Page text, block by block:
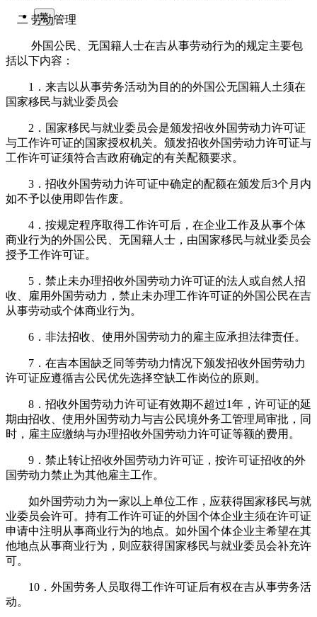
繁
二 劳动管理
外国公民、无国籍人士在吉从事劳动行为的规定主要包
括以下内容：
1．来吉以从事劳务活动为目的的外国公无国籍人土须在
国家移民与就业委员会
2．国家移民与就业委员会是颁发招收外国劳动力许可证
与工作许可证的国家授权机关。颁发招收外国劳动力许可证与
工作许可证须符合吉政府确定的有关配额要求。
3．招收外国劳动力许可证中确定的配额在颁发后3个月内
如不予以使用即告作废。
4．按规定程序取得工作许可后，在企业工作及从事个体
商业行为的外国公民、无国籍人士，由国家移民与就业委员会
授予工作许可证。
5．禁止未办理招收外国劳动力许可证的法人或自然人招
收、雇用外国劳动力，禁止未办理工作许可证的外国公民在吉
从事劳动或个体商业行为。
6．非法招收、使用外国劳动力的雇主应承担法律责任。
7．在吉本国缺乏同等劳动力情况下颁发招收外国劳动力
许可证应遵循吉公民优先选择空缺工作岗位的原则。
8．招收外国劳动力许可证有效期不超过1年，许可证的延
期由招收、使用外国劳动力与吉公民境外务工管理局审批，同
时，雇主应缴纳与办理招收外国劳动力许可证等额的费用。
9．禁止转让招收外国劳动力许可证，按许可证招收的外
国劳动力禁止为其他雇主工作。
如外国劳动力为一家以上单位工作，应获得国家移民与就
业委员会许可。持有工作许可证的外国个体企业主须在许可证
申请中注明从事商业行为的地点。如外国个体企业主希望在其
他地点从事商业行为，则应获得国家移民与就业委员会补充许
可。
10．外国劳务人员取得工作许可证后有权在吉从事劳务活
动。